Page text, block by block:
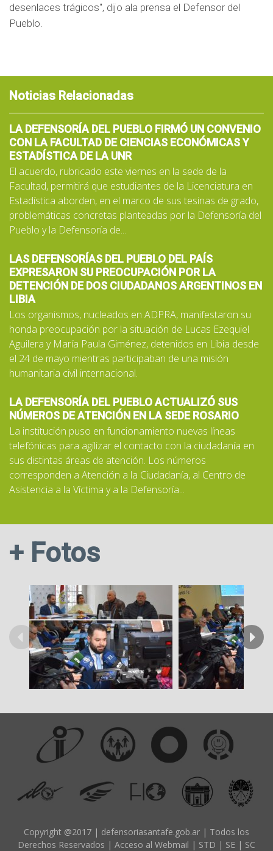
desenlaces trágicos", dijo ala prensa el Defensor del
Pueblo.
Noticias Relacionadas
LA DEFENSORÍA DEL PUEBLO FIRMÓ UN CONVENIO
CON LA FACULTAD DE CIENCIAS ECONÓMICAS Y
ESTADÍSTICA DE LA UNR
El acuerdo, rubricado este viernes en la sede de la
Facultad, permitirá que estudiantes de la Licenciatura en
Estadística aborden, en el marco de sus tesinas de grado,
problemáticas concretas planteadas por la Defensoría del
Pueblo y la Defensoría de...
LAS DEFENSORÍAS DEL PUEBLO DEL PAÍS
EXPRESARON SU PREOCUPACIÓN POR LA
DETENCIÓN DE DOS CIUDADANOS ARGENTINOS EN
LIBIA
Los organismos, nucleados en ADPRA, manifestaron su
honda preocupación por la situación de Lucas Ezequiel
Aguilera y María Paula Giménez, detenidos en Libia desde
el 24 de mayo mientras participaban de una misión
humanitaria civil internacional.
LA DEFENSORÍA DEL PUEBLO ACTUALIZÓ SUS
NÚMEROS DE ATENCIÓN EN LA SEDE ROSARIO
La institución puso en funcionamiento nuevas líneas
telefónicas para agilizar el contacto con la ciudadanía en
sus distintas áreas de atención. Los números
corresponden a Atención a la Ciudadanía, al Centro de
Asistencia a la Víctima y a la Defensoría...
+ Fotos
Copyright @2017 | defensoriasantafe.gob.ar | Todos los
Derechos Reservados | Acceso al Webmail | STD | SE | SC